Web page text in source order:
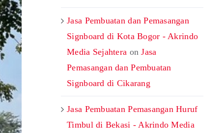
Jasa Pembuatan dan Pemasangan
Signboard di Kota Bogor - Akrindo
Media Sejahtera onJasa
Pemasangan dan Pembuatan
Signboard di Cikarang
Jasa Pembuatan Pemasangan Huruf
Timbul di Bekasi - Akrindo Media